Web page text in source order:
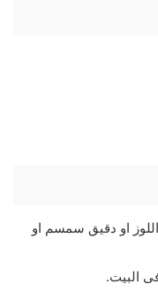
او دقيق سمسم او
البيت.